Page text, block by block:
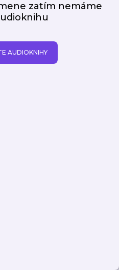
zatím nemáme
AUDIOKNIHY